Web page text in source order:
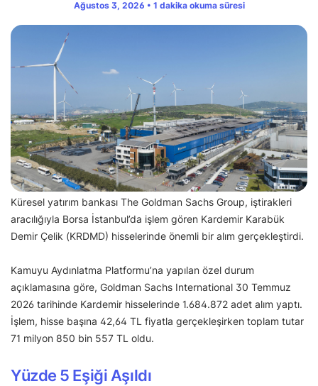
Ağustos 3, 2026 • 1 dakika okuma süresi
Küresel yatırım bankası The Goldman Sachs Group, iştirakleri
aracılığıyla Borsa İstanbul’da işlem gören Kardemir Karabük
Demir Çelik (KRDMD) hisselerinde önemli bir alım gerçekleştirdi.
Kamuyu Aydınlatma Platformu’na yapılan özel durum
açıklamasına göre, Goldman Sachs International 30 Temmuz
2026 tarihinde Kardemir hisselerinde 1.684.872 adet alım yaptı.
İşlem, hisse başına 42,64 TL fiyatla gerçekleşirken toplam tutar
71 milyon 850 bin 557 TL oldu.
Yüzde 5 Eşiği Aşıldı